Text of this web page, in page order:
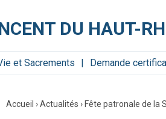
DU HAUT-
et Sacrements Demande
Accueil ›Actualités › Fête patronale de la